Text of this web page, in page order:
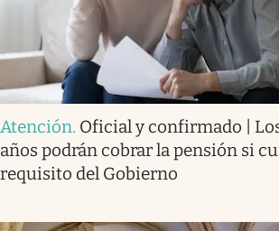
Atención. Oficial y confirmado |
años podrán cobrar la pensión si
requisito del Gobierno